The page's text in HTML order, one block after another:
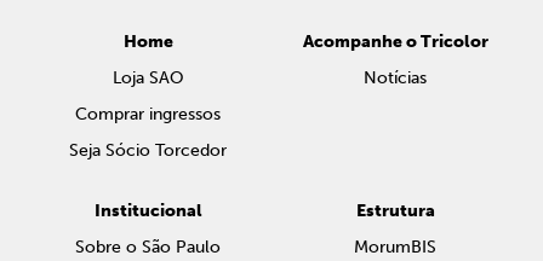
Home
Loja SAO
Comprar ingressos
Seja Sócio Torcedor
Acompanhe o Tricolor
Notícias
Institucional
Sobre o São Paulo
Estrutura
MorumBIS